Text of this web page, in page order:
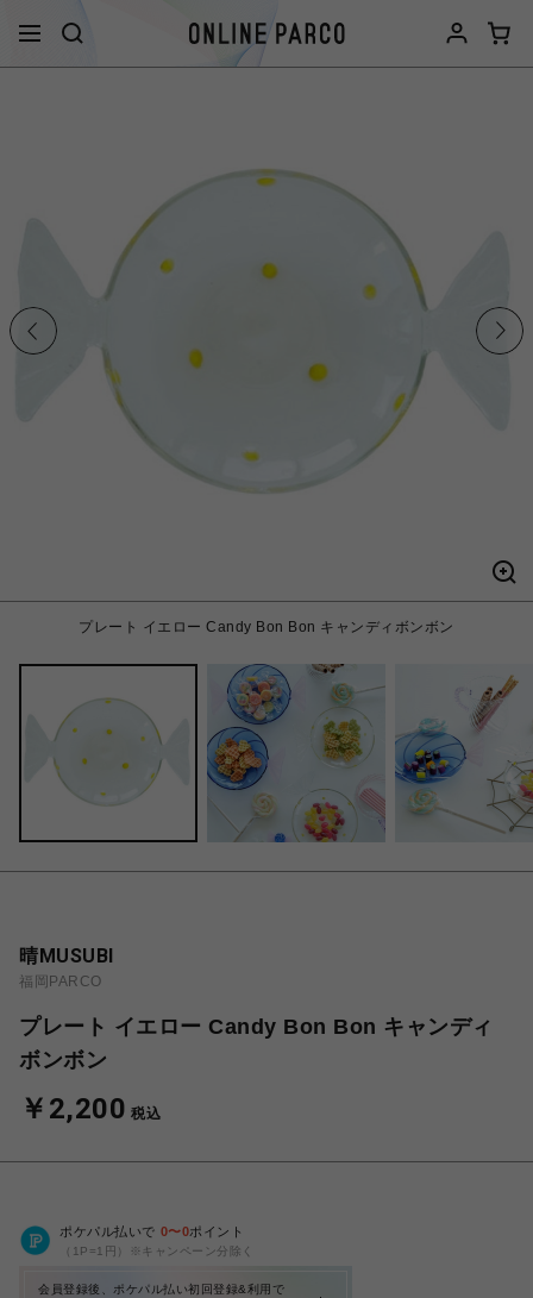
プレート イエロー Candy Bon Bon キャンディボンボン
晴MUSUBI
福岡PARCO
プレート イエロー Candy Bon Bon キャンディ
ボンボン
￥2,200 税込
ポケパル払いで 0〜0ポイント
（1P=1円）※キャンペーン分除く
会員登録後、ポケパル払い初回登録&利用で